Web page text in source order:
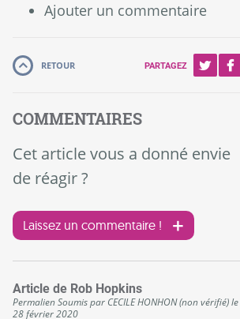
Ajouter un commentaire
RETOUR PARTAGEZ
COMMENTAIRES
Cet article vous a donné envie
de réagir ?
Laissez un commentaire !
Article de Rob Hopkins
PermalienSoumis par CECILE HONHON (non vérifié)le
28 février 2020